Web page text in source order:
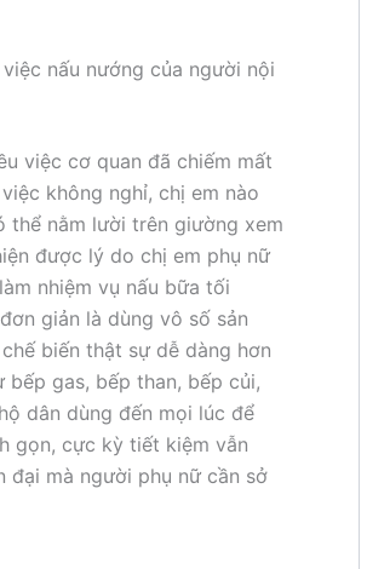
nấu nướng của người nội
việc cơ quan đã chiếm mất
không nghỉ, chị em nào
nằm lười trên giường xem
được lý do chị em phụ nữ
nhiệm vụ nấu bữa tối
giản là dùng vô số sản
biến thật sự dễ dàng hơn
gas, bếp than, bếp củi,
dân dùng đến mọi lúc để
gọn, cực kỳ tiết kiệm vẫn
đại mà người phụ nữ cần sở